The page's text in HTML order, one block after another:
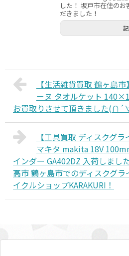
した！ 坂戸市在住の
だきました！
【生活雑貨買取 鶴ヶ島
ーヌ タオルケット
お買取りさせて頂きました
【工具買取 ディスクグ
マキタ makita 18V
インダー GA402DZ 入荷しまし
高市 鶴ヶ島市でのディスクグ
イクルショップKARAKURI！